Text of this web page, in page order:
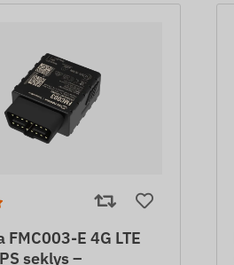
FMC003-E 4G LTE
seklys –